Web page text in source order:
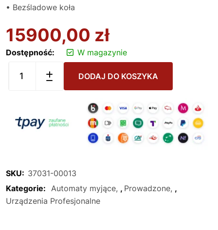
• Bezśladowe koła
15900,00 zł
Dostępność: W magazynie
DODAJ DO KOSZYKA
SKU: 37031-00013
Kategorie: Automaty myjące , Prowadzone ,
Urządzenia Profesjonalne